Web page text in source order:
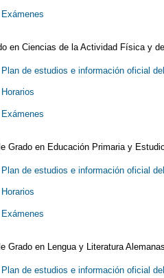
Exámenes
en Ciencias de la Actividad Física y
Plan de estudios e información oficial
Horarios
Exámenes
Grado en Educación Primaria y
Plan de estudios e información oficial
Horarios
Exámenes
Grado en Lengua y Literatura
Plan de estudios e información oficial